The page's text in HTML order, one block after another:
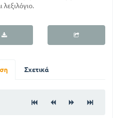
Σχετικά